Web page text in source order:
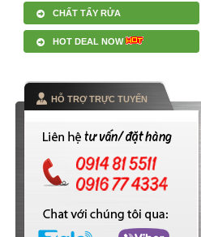
CHẤT TẨY RỬA
HOT DEAL NOW
HỖ TRỢ TRỰC TUYẾN